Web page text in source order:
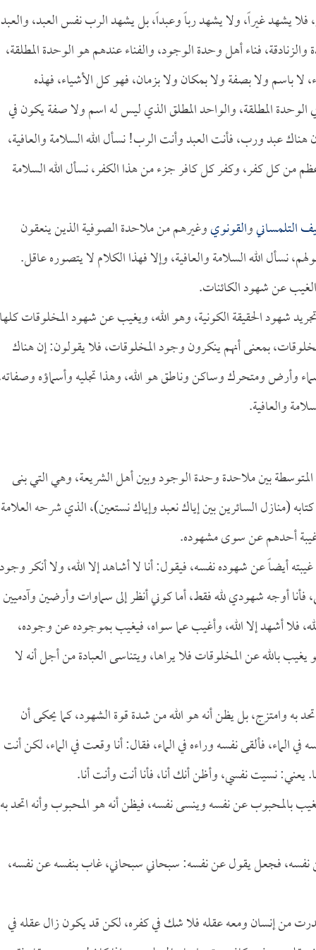
فلا يشهد غيراً، ولا يشهد رباً وعبداً، بل يشهد الرب نفس العبد، والعبد
فناء أهل وحدة الوجود، والفناء عندهم هو الوحدة المطلقة،
باسم ولا بصفة ولا بمكان ولا بزمان، فهو كل الأشياء، فهذه
الوحدة المطلقة، والواحد المطلق الذي ليس له اسم ولا صفة يكون في
عبد ورب، فأنت العبد وأنت الرب! نسأل الله السلامة والعافية،
من كل كفر، وكفر كل كافر جزء من هذا الكفر، نسأل الله السلامة
التلمسانيوالقونويوغيرهم من ملاحدة الصوفية الذين ينعقون
نسأل الله السلامة والعافية، وإلا فهذا الكلام لا يتصوره عاقل.
عن شهود الكائنات.
شهود الحقيقة الكونية، وهو الله، ويغيب عن شهود المخلوقات
بمعنى أنهم ينكرون وجود المخلوقات، فلا يقولون: إن هناك
وأرض ومتحرك وساكن وناطق هو الله، وهذا تجليه وأسماؤه
والعافية.
بين ملاحدة وحدة الوجود وبين أهل الشريعة، وهي التي بنى
كتابه (منازل السائرين بين إياك نعبد وإياك نستعين)، الذي شرحه العلامة
غيبة أحدهم عن سوى مشهوده.
أيضاً عن شهوده نفسه، فيقول: أنا لا أشاهد إلا الله، ولا أنكر
أوجه شهودي لله فقط، أما كوني أنظر إلى سماوات وأرضين وآدميين
فلا أشهد إلا الله، وأغيب عما سواه، فيغيب بموجوده عن وجوده،
بالله عن المخلوقات فلا يراها، ويتناسى العبادة من أجل أنه لا
وامتزج، بل يظن أنه هو الله من شدة قوة الشهود، كما يحكى أن
فألقى نفسه وراءه في الماء، فقال: أنا وقعت في الماء، لكن أنت
نسيت نفسي، وأظن أنك أنا، فأنا أنت وأنت أنا.
بالمحبوب عن نفسه وينسى نفسه، فيظن أنه هو المحبوب وأنه اتحد به
نفسه، فجعل يقول عن نفسه: سبحاني سبحاني، غاب بنفسه عن نفسه،
من إنسان ومعه عقله فلا شك في كفره، لكن قد يكون زال عقله في